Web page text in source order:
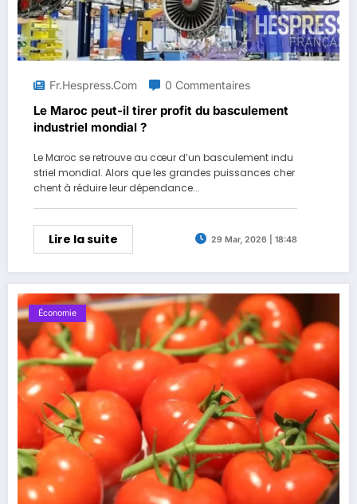
Fr.hespress.com 0 Commentaires
Le Maroc peut-il tirer profit du basculement
industriel mondial ?
Le Maroc se retrouve au cœur d’un basculement indu
striel mondial. Alors que les grandes puissances cher
chent à réduire leur dépendance...
Lire la suite 29 Mar, 2026 | 18:48
Économie